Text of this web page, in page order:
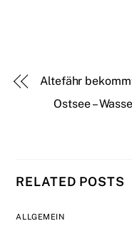
Altefähr
Ostsee –
RELATED POSTS
ALLGEMEIN